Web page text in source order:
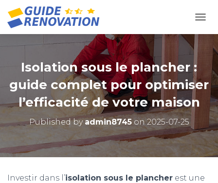
Isolation sous le plancher :
guide complet pour optimiser
l’efficacité de votre maison
Published byadmin8745on2025-07-25
Investir dans l’isolation sous le plancher est une